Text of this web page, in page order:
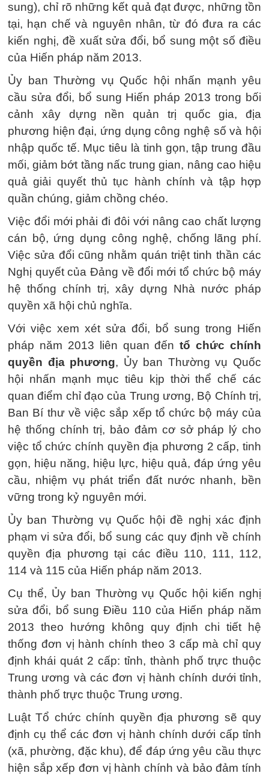
sung), chỉ rõ những kết quả đạt được, những tồn
tại, hạn chế và nguyên nhân, từ đó đưa ra các
kiến nghị, đề xuất sửa đổi, bổ sung một số điều
của Hiến pháp năm 2013.
Ủy ban Thường vụ Quốc hội nhấn mạnh yêu
cầu sửa đổi, bổ sung Hiến pháp 2013 trong bối
cảnh xây dựng nền quản trị quốc gia, địa
phương hiện đại, ứng dụng công nghệ số và hội
nhập quốc tế. Mục tiêu là tinh gọn, tập trung đầu
mối, giảm bớt tầng nấc trung gian, nâng cao hiệu
quả giải quyết thủ tục hành chính và tập hợp
quần chúng, giảm chồng chéo.
Việc đổi mới phải đi đôi với nâng cao chất lượng
cán bộ, ứng dụng công nghệ, chống lãng phí.
Việc sửa đổi cũng nhằm quán triệt tinh thần các
Nghị quyết của Đảng về đổi mới tổ chức bộ máy
hệ thống chính trị, xây dựng Nhà nước pháp
quyền xã hội chủ nghĩa.
Với việc xem xét sửa đổi, bổ sung trong Hiến
pháp năm 2013 liên quan đếntổ chức chính
quyền địa phương, Ủy ban Thường vụ Quốc
hội nhấn mạnh mục tiêu kịp thời thể chế các
quan điểm chỉ đạo của Trung ương, Bộ Chính trị,
Ban Bí thư về việc sắp xếp tổ chức bộ máy của
hệ thống chính trị, bảo đảm cơ sở pháp lý cho
việc tổ chức chính quyền địa phương 2 cấp, tinh
gọn, hiệu năng, hiệu lực, hiệu quả, đáp ứng yêu
cầu, nhiệm vụ phát triển đất nước nhanh, bền
vững trong kỷ nguyên mới.
Ủy ban Thường vụ Quốc hội đề nghị xác định
phạm vi sửa đổi, bổ sung các quy định về chính
quyền địa phương tại các điều 110, 111, 112,
114 và 115 của Hiến pháp năm 2013.
Cụ thể, Ủy ban Thường vụ Quốc hội kiến nghị
sửa đổi, bổ sung Điều 110 của Hiến pháp năm
2013 theo hướng không quy định chi tiết hệ
thống đơn vị hành chính theo 3 cấp mà chỉ quy
định khái quát 2 cấp: tỉnh, thành phố trực thuộc
Trung ương và các đơn vị hành chính dưới tỉnh,
thành phố trực thuộc Trung ương.
Luật Tổ chức chính quyền địa phương sẽ quy
định cụ thể các đơn vị hành chính dưới cấp tỉnh
(xã, phường, đặc khu), để đáp ứng yêu cầu thực
hiện sắp xếp đơn vị hành chính và bảo đảm tính